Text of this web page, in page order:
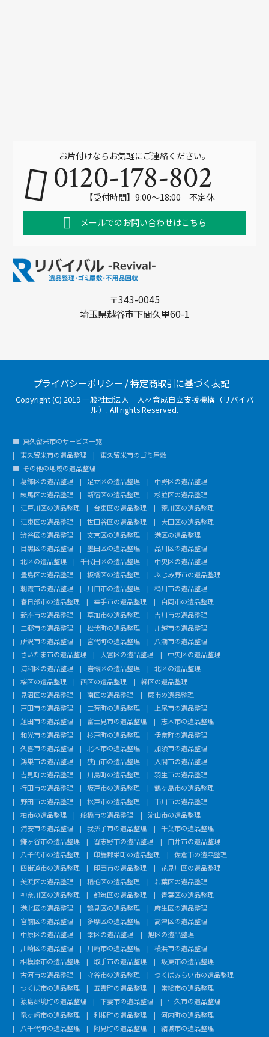
〒343-0045
埼玉県越谷市下間久里60-1
お片付けならお気軽にご連絡ください。
0120-178-802
【受付時間】9:00～18:00 不定休
メールでのお問い合わせはこちら
プライバシーポリシー /特定商取引に基づく表記
Copyright (C) 2019 一般社団法人 人材育成自立支援機構（リバイバ
ル）. All rights Reserved.
東久留米市のサービス一覧
東久留米市の遺品整理
東久留米市のゴミ屋敷
その他の地域の遺品整理
葛飾区の遺品整理
足立区の遺品整理
中野区の遺品整理
練馬区の遺品整理
新宿区の遺品整理
杉並区の遺品整理
江戸川区の遺品整理
台東区の遺品整理
荒川区の遺品整理
江東区の遺品整理
世田谷区の遺品整理
大田区の遺品整理
渋谷区の遺品整理
文京区の遺品整理
港区の遺品整理
目黒区の遺品整理
墨田区の遺品整理
品川区の遺品整理
北区の遺品整理
千代田区の遺品整理
中央区の遺品整理
豊島区の遺品整理
板橋区の遺品整理
ふじみ野市の遺品整理
朝霞市の遺品整理
川口市の遺品整理
桶川市の遺品整理
春日部市の遺品整理
幸手市の遺品整理
白岡市の遺品整理
新座市の遺品整理
草加市の遺品整理
吉川市の遺品整理
三郷市の遺品整理
松伏町の遺品整理
川越市の遺品整理
所沢市の遺品整理
宮代町の遺品整理
八潮市の遺品整理
さいたま市の遺品整理
大宮区の遺品整理
中央区の遺品整理
浦和区の遺品整理
岩槻区の遺品整理
北区の遺品整理
桜区の遺品整理
西区の遺品整理
緑区の遺品整理
見沼区の遺品整理
南区の遺品整理
蕨市の遺品整理
戸田市の遺品整理
三芳町の遺品整理
上尾市の遺品整理
蓮田市の遺品整理
富士見市の遺品整理
志木市の遺品整理
和光市の遺品整理
杉戸町の遺品整理
伊奈町の遺品整理
久喜市の遺品整理
北本市の遺品整理
加須市の遺品整理
鴻巣市の遺品整理
狭山市の遺品整理
入間市の遺品整理
吉見町の遺品整理
川島町の遺品整理
羽生市の遺品整理
行田市の遺品整理
坂戸市の遺品整理
鶴ヶ島市の遺品整理
野田市の遺品整理
松戸市の遺品整理
市川市の遺品整理
柏市の遺品整理
船橋市の遺品整理
流山市の遺品整理
浦安市の遺品整理
我孫子市の遺品整理
千葉市の遺品整理
鎌ヶ谷市の遺品整理
習志野市の遺品整理
白井市の遺品整理
八千代市の遺品整理
印旛郡栄町の遺品整理
佐倉市の遺品整理
四街道市の遺品整理
印西市の遺品整理
花見川区の遺品整理
美浜区の遺品整理
稲毛区の遺品整理
若葉区の遺品整理
神奈川区の遺品整理
都筑区の遺品整理
青葉区の遺品整理
港北区の遺品整理
鶴見区の遺品整理
麻生区の遺品整理
宮前区の遺品整理
多摩区の遺品整理
高津区の遺品整理
中原区の遺品整理
幸区の遺品整理
旭区の遺品整理
川崎区の遺品整理
川崎市の遺品整理
横浜市の遺品整理
相模原市の遺品整理
取手市の遺品整理
坂東市の遺品整理
古河市の遺品整理
守谷市の遺品整理
つくばみらい市の遺品整理
つくば市の遺品整理
五霞町の遺品整理
常総市の遺品整理
猿島郡境町の遺品整理
下妻市の遺品整理
牛久市の遺品整理
竜ヶ崎市の遺品整理
利根町の遺品整理
河内町の遺品整理
八千代町の遺品整理
阿見町の遺品整理
結城市の遺品整理